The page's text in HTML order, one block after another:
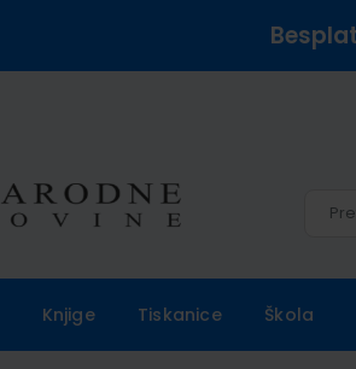
Knjige Tiskanice Škola